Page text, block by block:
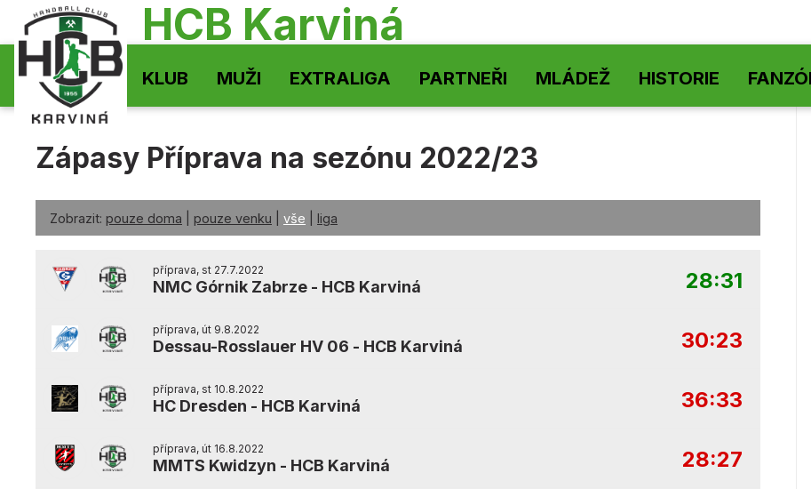
HCB Karviná
KLUB MUŽI EXTRALIGA PARTNEŘI MLÁDEŽ HISTORIE
Zápasy Příprava na sezónu 2022/23
Zobrazit: pouze doma pouze venku vše liga
příprava, st 27.7.2022
NMC Górnik Zabrze - HCB Karviná 28:31
příprava, út 9.8.2022
Dessau-Rosslauer HV 06 - HCB Karviná 30:23
příprava, st 10.8.2022
HC Dresden - HCB Karviná 36:33
příprava, út 16.8.2022
MMTS Kwidzyn - HCB Karviná 28:27